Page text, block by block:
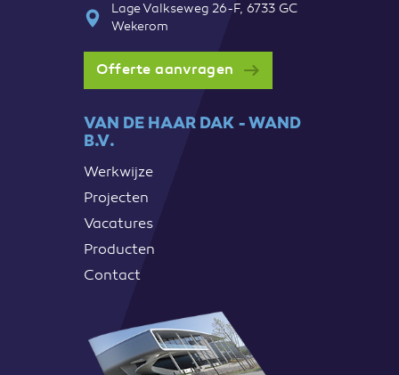
Lage Valkseweg 26-F, 6733 GC
Wekerom
Offerte aanvragen
VAN DE HAAR DAK - WAND
B.V.
Werkwijze
Projecten
Vacatures
Producten
Contact